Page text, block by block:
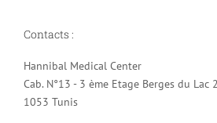
Contacts :
Hannibal Medical Center
Cab. N°13 - 3 ème Etage Berges du Lac 2
1053 Tunis